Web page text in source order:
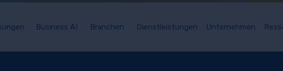
Business AI Branchen Dienstleistungen Unternehmen